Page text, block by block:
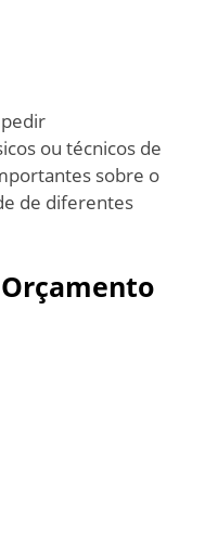
ou técnicos de
sobre o
de diferentes